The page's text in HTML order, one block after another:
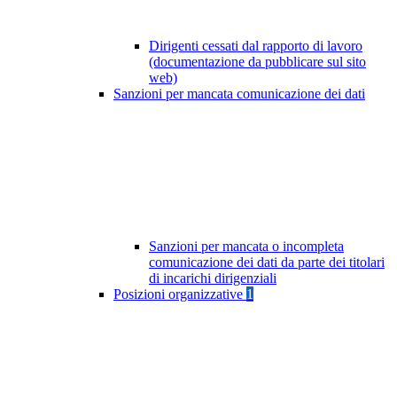
Dirigenti cessati dal rapporto di lavoro
(documentazione da pubblicare sul sito
web)
Sanzioni per mancata comunicazione dei dati
Sanzioni per mancata o incompleta
comunicazione dei dati da parte dei titolari
di incarichi dirigenziali
Posizioni organizzative 1